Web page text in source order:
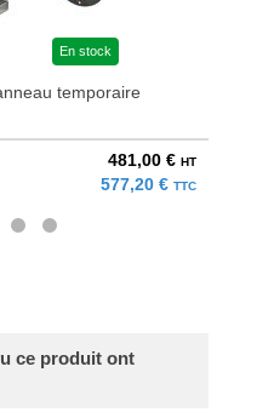
En stock
temporaire
481,00 € HT
577,20 € TTC
ce produit ont